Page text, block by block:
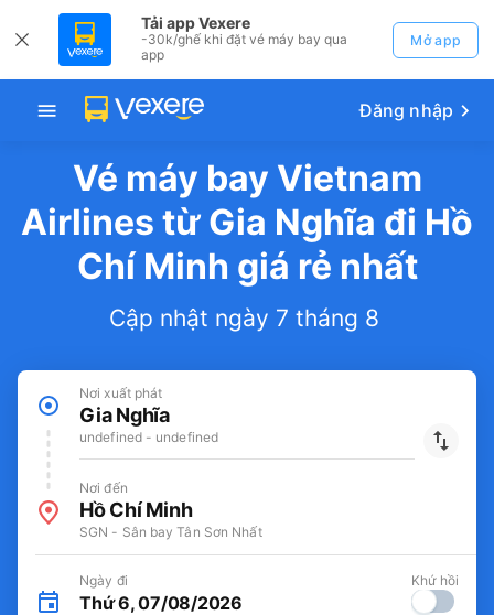
Tải app Vexere
-30k/ghế khi đặt vé máy bay qua
app
Mở app
Đăng nhập
Vé máy bay Vietnam
Airlines từ Gia Nghĩa đi Hồ
Chí Minh giá rẻ nhất
Cập nhật ngày 7 tháng 8
Nơi xuất phát
Gia Nghĩa
undefined - undefined
Nơi đến
Hồ Chí Minh
SGN - Sân bay Tân Sơn Nhất
Ngày đi
Thứ 6, 07/08/2026
Khứ hồi